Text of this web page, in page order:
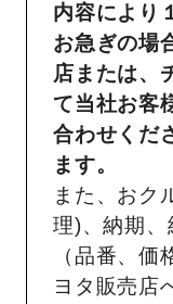
内容により
お急ぎの場
店または、
て当社お客
合わせくだ
ます。
また、おク
理)、納期、
（品番、価
ヨタ販売店